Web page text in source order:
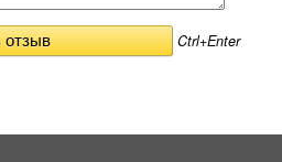
Ctrl+Enter